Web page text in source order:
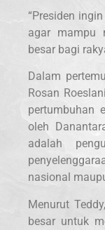
“Presiden
agar mampu
besar bagi
Dalam
Rosan
pertumbuhan
oleh
adalah
nasional
Menurut
besar untuk